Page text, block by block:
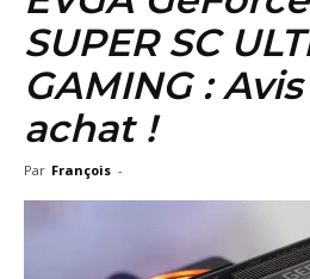
SUPER SC
GAMING :
achat !
Par François -